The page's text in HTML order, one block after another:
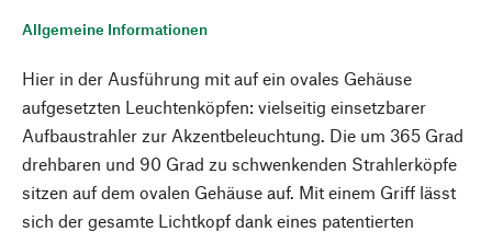
Allgemeine Informationen
Hier in der Ausführung mit auf ein ovales Gehäuse
aufgesetzten Leuchtenköpfen: vielseitig einsetzbarer
Aufbaustrahler zur Akzentbeleuchtung. Die um 365 Grad
drehbaren und 90 Grad zu schwenkenden Strahlerköpfe
sitzen auf dem ovalen Gehäuse auf. Mit einem Griff lässt
sich der gesamte Lichtkopf dank eines patentierten